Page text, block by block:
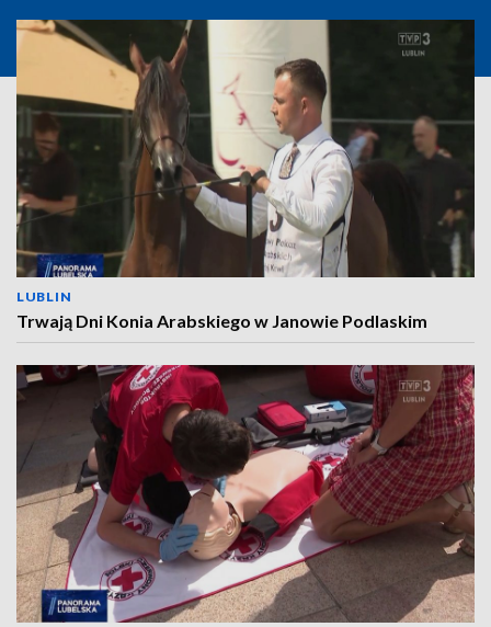
LUBLIN
Trwają Dni Konia Arabskiego w Janowie Podlaskim